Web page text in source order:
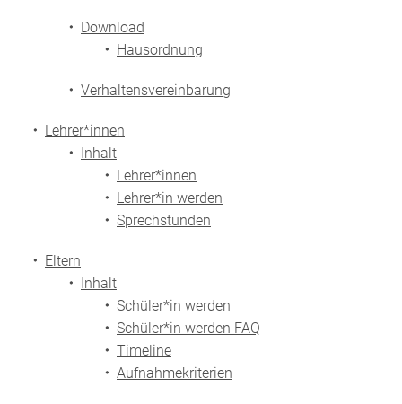
Download
Hausordnung
Verhaltensvereinbarung
Lehrer*innen
Inhalt
Lehrer*innen
Lehrer*in werden
Sprechstunden
Eltern
Inhalt
Schüler*in werden
Schüler*in werden FAQ
Timeline
Aufnahmekriterien